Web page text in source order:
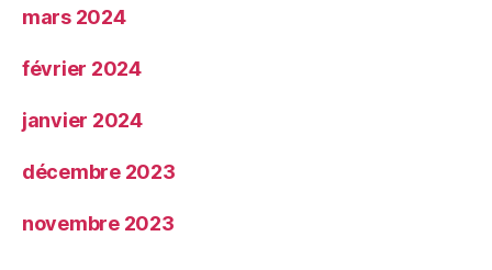
mars 2024
février 2024
janvier 2024
décembre 2023
novembre 2023